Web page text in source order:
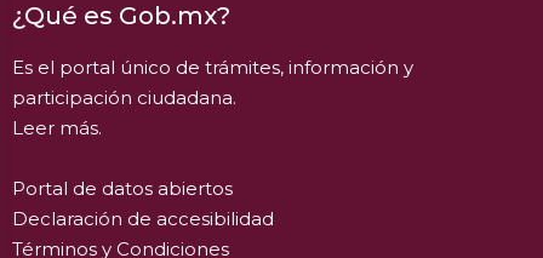
¿Qué es Gob.mx?
Es el portal único de trámites, información y
participación ciudadana.
Leer más.
Portal de datos abiertos
Declaración de accesibilidad
Términos y Condiciones